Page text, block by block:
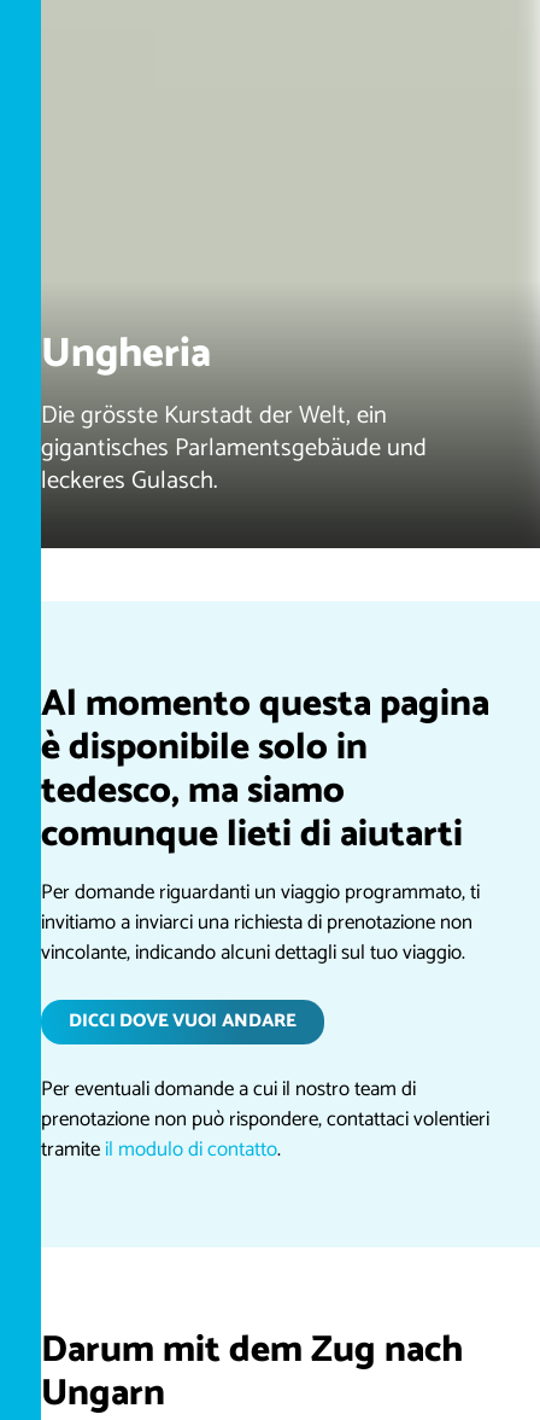
Ungheria
Die grösste Kurstadt der Welt, ein
gigantisches Parlamentsgebäude und
leckeres Gulasch.
Al momento questa pagina
è disponibile solo in
tedesco, ma siamo
comunque lieti di aiutarti
Per domande riguardanti un viaggio programmato, ti
invitiamo a inviarci una richiesta di prenotazione non
vincolante, indicando alcuni dettagli sul tuo viaggio.
DICCI DOVE VUOI ANDARE
Per eventuali domande a cui il nostro team di
prenotazione non può rispondere, contattaci volentieri
tramiteil modulo di contatto.
Darum mit dem Zug nach
Ungarn